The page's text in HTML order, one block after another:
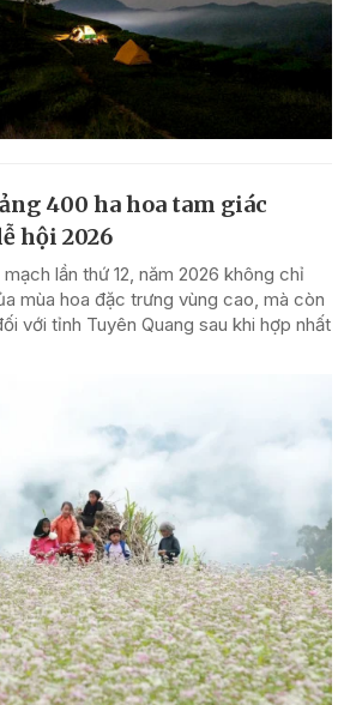
400 ha hoa tam giác
hội 2026
lần thứ 12, năm 2026 không chỉ
mùa hoa đặc trưng vùng cao, mà còn
với tỉnh Tuyên Quang sau khi hợp nhất